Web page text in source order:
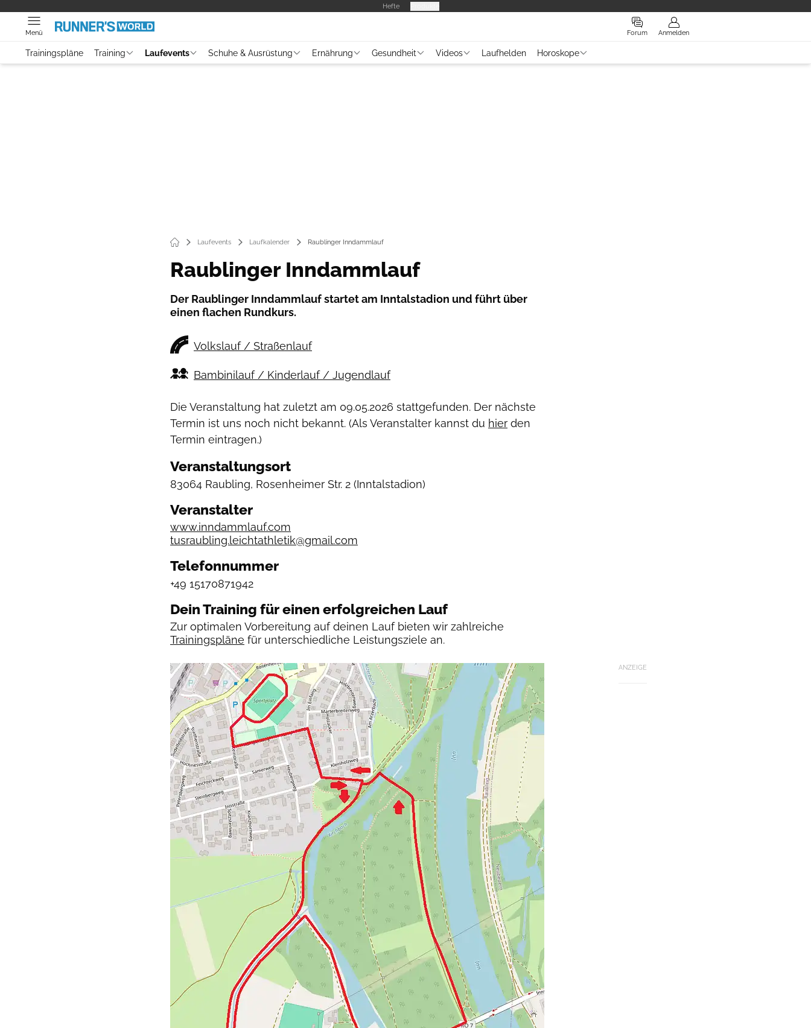
Hefte
Forum Anmelden
Menü
Trainingspläne Training Laufevents Schuhe & Ausrüstung Ernährung Gesundheit Videos Laufhelden Horoskope
Laufevents Laufkalender Raublinger Inndammlauf
Raublinger Inndammlauf
Der Raublinger Inndammlauf startet am Inntalstadion und führt über
einen flachen Rundkurs.
Volkslauf / Straßenlauf
Bambinilauf / Kinderlauf / Jugendlauf
Die Veranstaltung hat zuletzt am 09.05.2026 stattgefunden. Der nächste
Termin ist uns noch nicht bekannt. (Als Veranstalter kannst du hier den
Termin eintragen.)
Veranstaltungsort
83064 Raubling, Rosenheimer Str. 2 (Inntalstadion)
Veranstalter
www.inndammlauf.com
tusraubling.leichtathletik@gmail.com
Telefonnummer
+49 15170871942
Dein Training für einen erfolgreichen Lauf
Zur optimalen Vorbereitung auf deinen Lauf bieten wir zahlreiche
Trainingspläne für unterschiedliche Leistungsziele an.
ANZEIGE